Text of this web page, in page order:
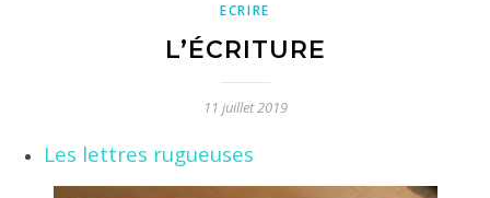
ECRIRE
L’ÉCRITURE
11 juillet 2019
Les lettres rugueuses